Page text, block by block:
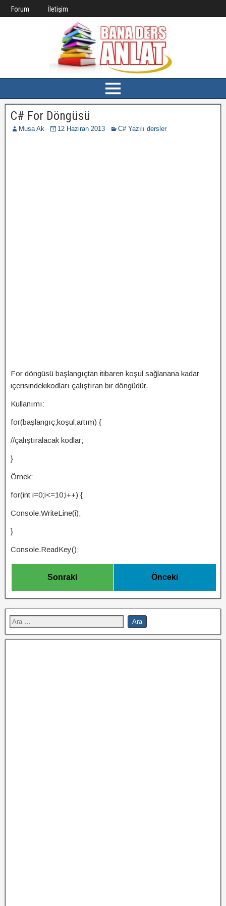
Forum İletişim
C# For Döngüsü
Musa Ak 12 Haziran 2013 C# Yazılı dersler
For döngüsü başlangıçtan itibaren koşul sağlanana kadar
içerisindekikodları çalıştıran bir döngüdür.
Kullanımı:
for(başlangıç;koşul;artım) {
//çalıştıralacak kodlar;
}
Örnek:
for(int i=0;i<=10;i++) {
Console.WriteLine(i);
}
Console.ReadKey();
Sonraki Önceki